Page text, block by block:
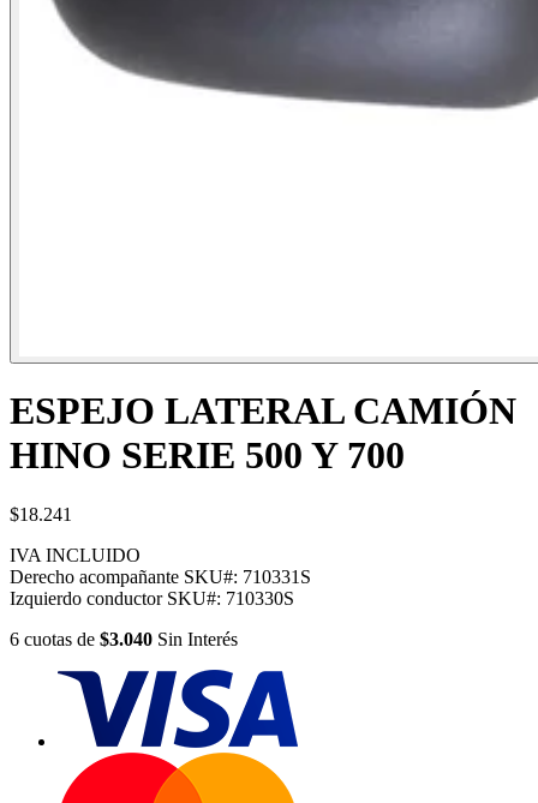
ESPEJO LATERAL CAMIÓN
HINO SERIE 500 Y 700
$18.241
IVA INCLUIDO
Derecho acompañante SKU#: 710331S
Izquierdo conductor SKU#: 710330S
6 cuotas de $3.040 Sin Interés